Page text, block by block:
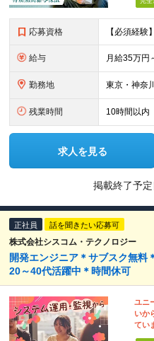
応募資格
給与
勤務地
残業時間 10時間以内
求人を見る
掲載終了予定
正社員 話を聞きたい応募可
株式会社シスコム・テクノロジー
開発エンジニア＊サブスク無料
20～40代活躍中＊時間休可
ユニ
いか
てい